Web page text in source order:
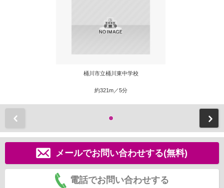
桶川市立桶川東中学校
約321m／5分
メールでお問い合わせする(無料)
電話でお問い合わせする